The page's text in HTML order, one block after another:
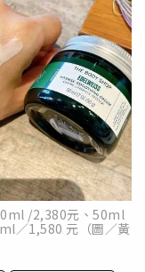
/2,380元、50ml
／1,580 元（圖／黃